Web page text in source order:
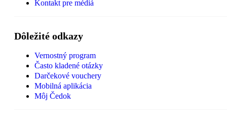
Kontakt pre médiá
Dôležité odkazy
Vernostný program
Často kladené otázky
Darčekové vouchery
Mobilná aplikácia
Môj Čedok